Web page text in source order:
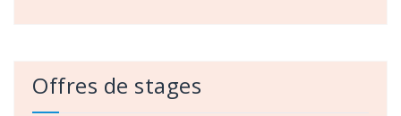
Offres de stages